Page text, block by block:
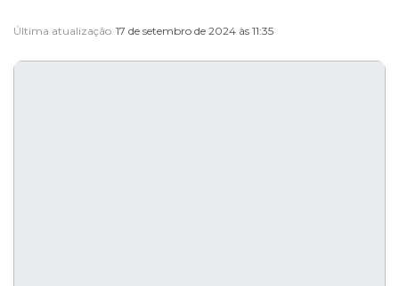
Última atualização 17 de setembro de 2024 às 11:35